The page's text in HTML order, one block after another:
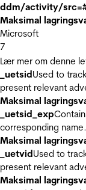
ddm/activity/
Maksimal
Microsoft
7
Lær mer om denne
_uetsidUsed to
present relevant
Maksimal
_uetsid_exp
corresponding name.
Maksimal
_uetvidUsed to
present relevant
Maksimal